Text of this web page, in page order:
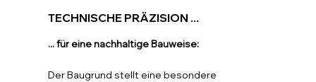
TECHNISCHE PRÄZISION ...
... für eine nachhaltige Bauweise:
Der Baugrund stellt eine besondere